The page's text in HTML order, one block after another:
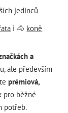
jedinců
i 🐴 koně
a
ale především
prémiová,
pro běžné
potřeb.